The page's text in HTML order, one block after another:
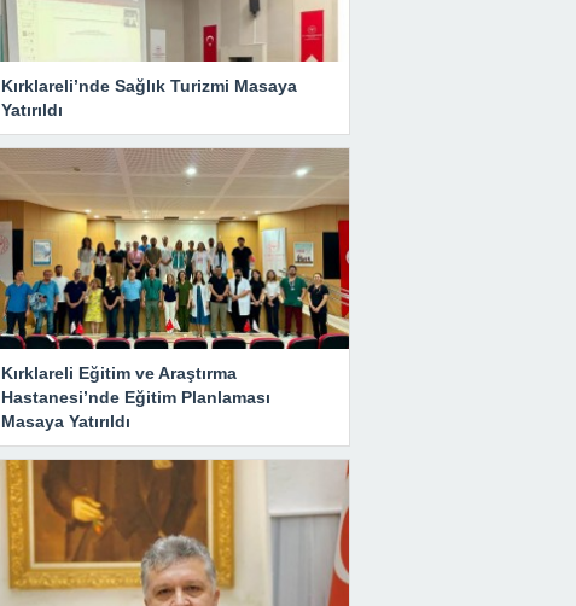
Kırklareli’nde Sağlık Turizmi Masaya
Yatırıldı
Kırklareli Eğitim ve Araştırma
Hastanesi’nde Eğitim Planlaması
Masaya Yatırıldı